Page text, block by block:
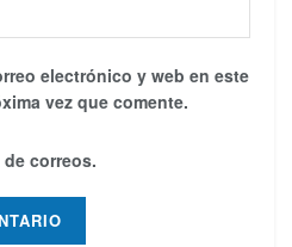
electrónico y web en este
vez que comente.
correos.